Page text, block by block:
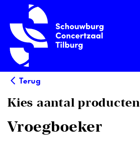
Terug
Kies aantal producten
Vroegboeker